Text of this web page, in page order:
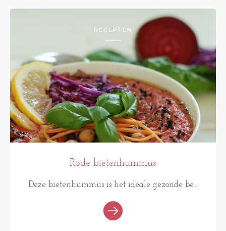
RECEPTEN
Rode bietenhummus
Deze bietenhummus is het ideale gezonde be...